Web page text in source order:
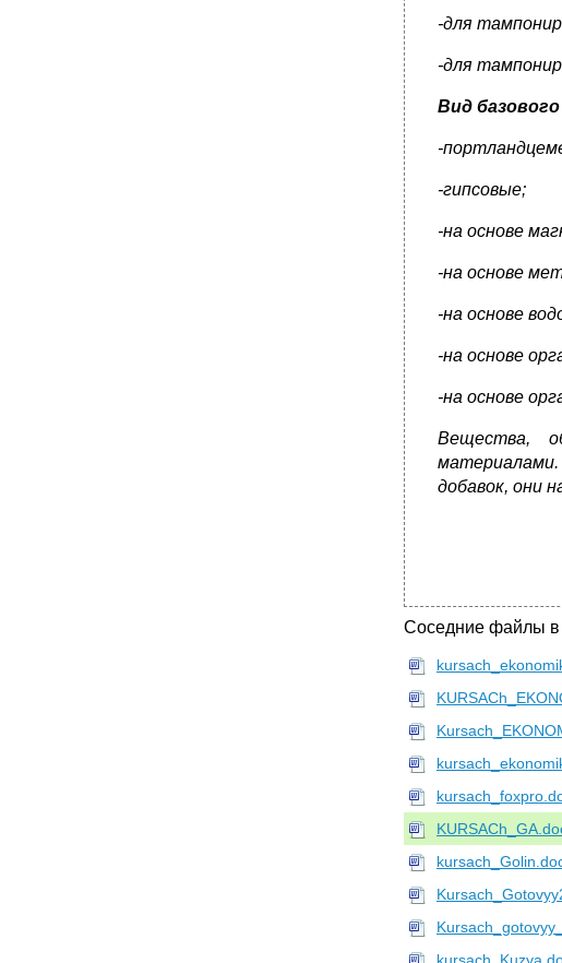
-для
-для
Вид
-
-гипсовые;
-на основе
-на основе
-на основе
-на основе
-на основе
Вещества,
добавок, они
Соседние файлы в